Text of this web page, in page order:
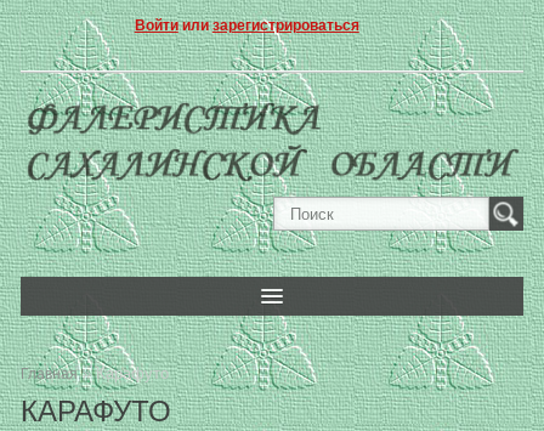
Войтиилизарегистрироваться
Главная» Карафуто
КАРАФУТО